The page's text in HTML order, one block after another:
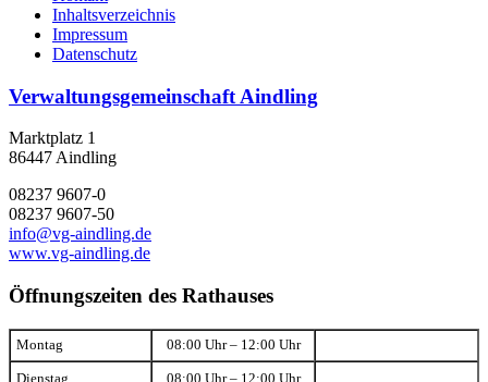
Inhaltsverzeichnis
Impressum
Datenschutz
Verwaltungsgemeinschaft Aindling
Marktplatz 1
86447 Aindling
08237 9607-0
08237 9607-50
info@vg-aindling.de
www.vg-aindling.de
Öffnungszeiten des Rathauses
Montag 08:00 Uhr – 12:00 Uhr
Dienstag 08:00 Uhr – 12:00 Uhr